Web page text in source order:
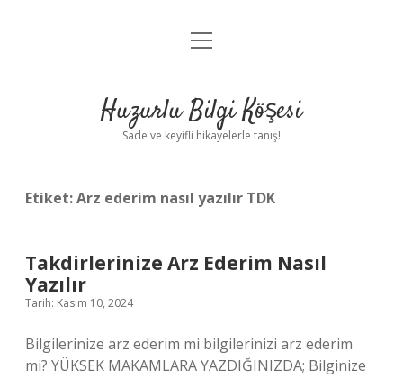
Anasayfa
Yasal Uyarı
menüyü
Huzurlu Bilgi Köşesi
Sade ve keyifli hikayelerle tanış!
Etiket:Arz ederim nasıl yazılır TDK
Takdirlerinize Arz Ederim Nasıl
Yazılır
Tarih: Kasım 10, 2024
Bilgilerinize arz ederim mi bilgilerinizi arz ederim
mi? YÜKSEK MAKAMLARA YAZDIĞINIZDA; Bilginize